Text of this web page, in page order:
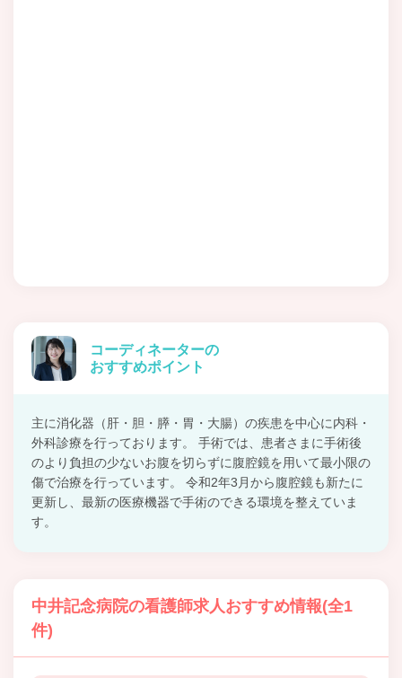
コーディネーターの
おすすめポイント
主に消化器（肝・胆・膵・胃・大腸）の疾患を中心に内科・
外科診療を行っております。 手術では、患者さまに手術後
のより負担の少ないお腹を切らずに腹腔鏡を用いて最小限の
傷で治療を行っています。 令和2年3月から腹腔鏡も新たに
更新し、最新の医療機器で手術のできる環境を整えていま
す。
中井記念病院の看護師求人おすすめ情報(全1
件)